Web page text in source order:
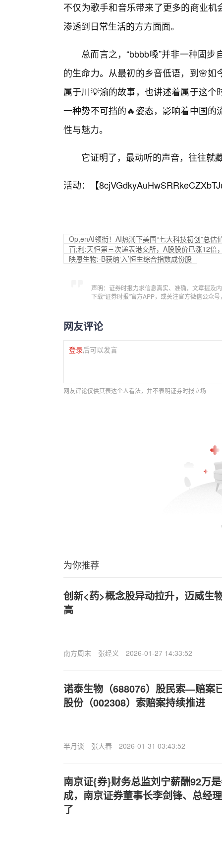
不仅为歌手和音乐带来了更多的商业机
渗透到日常生活的方方面面。
总而言之，“bbbb嗓”并非一种固
的生命力。从最初的乡音低语，到🌸
属于川💡渝的故事，也讲述着属于这
一种势不可挡的🔥姿态，影响着中国
性与魅力。
它证明了，最动听的声音，往往就
活动：【
Op,enAI领衔！AI热潮下美国“七大科技初创”总估
百;利:天恒第三次递表港交所，A股股价已涨12倍
映恩生物:-B获纳‘入’恒生综合指数成份股
声明：证券时报力求信息真实、准确，文章提及
下载“证券时报”官方APP，或关注官方微信公众
网友评论
登录后可以发言
网友评论仅供其表达个人看法，并不表明证券时报立场
为你推荐
创新<药>概念股异动拉升，迈威生
高
南方周末 张经义 2026-01-27 14:33:52
诺泰生物（688076）股民索—赔案
股份（002308）索赔案持续推进
半月谈 张大春 2026-01-31 03:43:52
南京证{券}财务总监刘宁薪酬92万
成，南京证券董事长李剑锋、总经
了